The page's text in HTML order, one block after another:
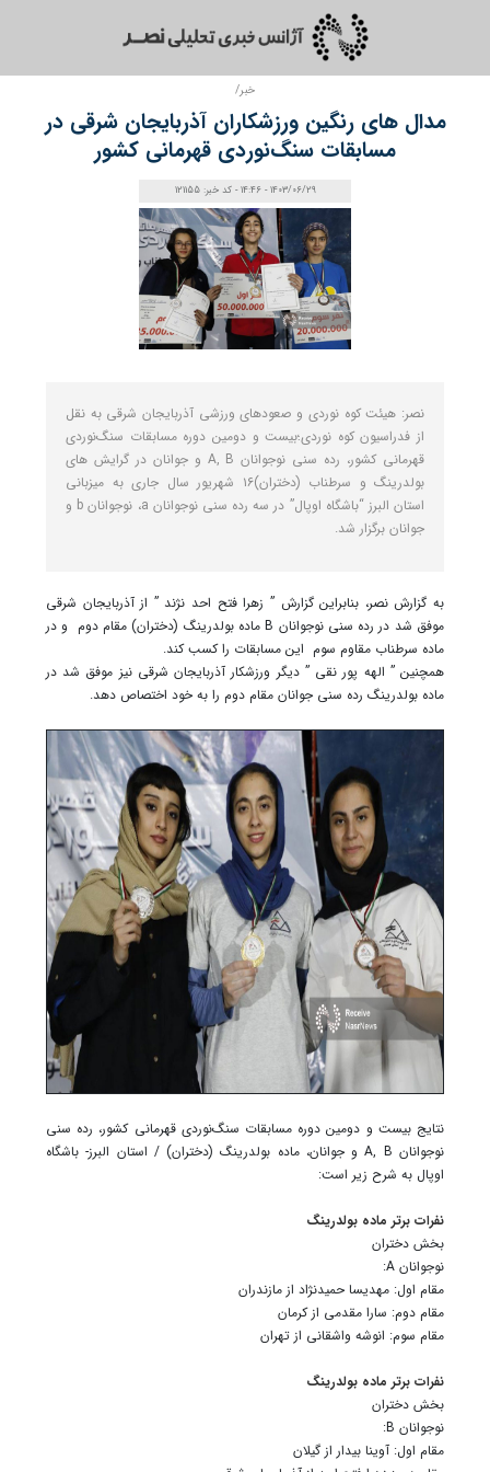
خبر/
مدال های رنگین ورزشکاران آذربایجان شرقی در
مسابقات سنگ‌نوردی قهرمانی کشور
1403/06/29 - 14:46 - کد خبر: 121155
نصر: هیئت کوه نوردی و صعودهای ورزشی آذربایجان شرقی به نقل
از فدراسیون کوه نوردی؛بیست و دومین دوره مسابقات سنگ‌نوردی
قهرمانی کشور، رده سنی نوجوانان A, B و جوانان در گرایش های
بولدرینگ و سرطناب (دختران)۱۶ شهریور سال جاری به میزبانی
استان البرز “باشگاه اوپال” در سه رده سنی نوجوانان a، نوجوانان b و
جوانان برگزار شد.
به گزارش نصر، بنابراین گزارش ” زهرا فتح احد نژند ” از آذربایجان شرقی
موفق شد در رده سنی نوجوانان B ماده بولدرینگ (دختران) مقام دوم و در
ماده سرطناب مقاوم سوم این مسابقات را کسب کند.
همچنین ” الهه پور نقی ” دیگر ورزشکار آذربایجان شرقی نیز موفق شد در
ماده بولدرینگ رده سنی جوانان مقام دوم را به خود اختصاص دهد.
نتایج بیست و دومین دوره مسابقات سنگ‌نوردی قهرمانی کشور، رده سنی
نوجوانان A, B و جوانان، ماده بولدرینگ (دختران) / استان البرز- باشگاه
اوپال به شرح زیر است:
نفرات برتر ماده بولدرینگ
بخش دختران
نوجوانان A:
مقام اول: مهدیسا حمیدنژاد از مازندران
مقام دوم: سارا مقدمی از کرمان
مقام سوم: انوشه واشقانی از تهران
نفرات برتر ماده بولدرینگ
بخش دختران
نوجوانان B:
مقام اول: آوینا بیدار از گیلان